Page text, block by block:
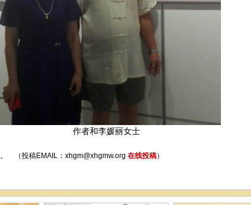
作者和李媛丽女士
。 （投稿EMAIL：xhgm@xhgmw.org 在线投稿）